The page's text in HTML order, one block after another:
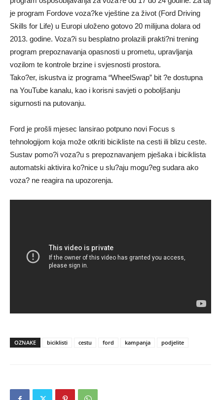
je program Fordove voza?ke vještine za život (Ford Driving
Skills for Life) u Europi uloženo gotovo 20 milijuna dolara od
2013. godine. Voza?i su besplatno prolazili prakti?ni trening
program prepoznavanja opasnosti u prometu, upravljanja
vozilom te kontrole brzine i svjesnosti prostora.
Tako?er, iskustva iz programa “WheelSwap” bit ?e dostupna
na YouTube kanalu, kao i korisni savjeti o poboljšanju
sigurnosti na putovanju.
Ford je prošli mjesec lansirao potpuno novi Focus s
tehnologijom koja može otkriti bicikliste na cesti ili blizu ceste.
Sustav pomo?i voza?u s prepoznavanjem pješaka i biciklista
automatski aktivira ko?nice u slu?aju mogu?eg sudara ako
voza? ne reagira na upozorenja.
OZNAKE biciklisti cestu ford kampanja podjelite